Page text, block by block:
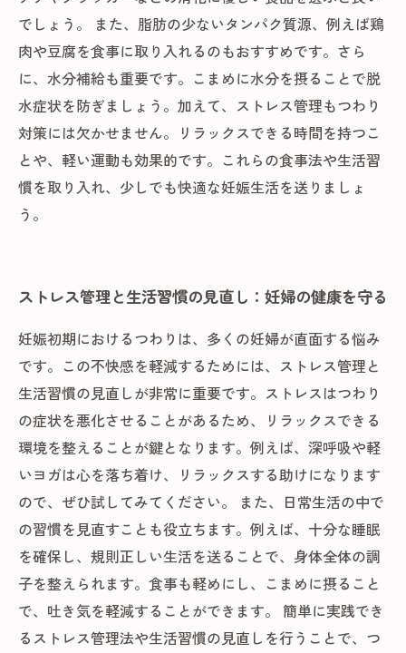
でしょう。 また、脂肪の少ないタンパク質源、例えば鶏
肉や豆腐を食事に取り入れるのもおすすめです。さら
に、水分補給も重要です。こまめに水分を摂ることで脱
水症状を防ぎましょう。加えて、ストレス管理もつわり
対策には欠かせません。リラックスできる時間を持つこ
とや、軽い運動も効果的です。これらの食事法や生活習
慣を取り入れ、少しでも快適な妊娠生活を送りましょ
う。
ストレス管理と生活習慣の見直し：妊婦の健康を守る
妊娠初期におけるつわりは、多くの妊婦が直面する悩み
です。この不快感を軽減するためには、ストレス管理と
生活習慣の見直しが非常に重要です。ストレスはつわり
の症状を悪化させることがあるため、リラックスできる
環境を整えることが鍵となります。例えば、深呼吸や軽
いヨガは心を落ち着け、リラックスする助けになります
ので、ぜひ試してみてください。 また、日常生活の中で
の習慣を見直すことも役立ちます。例えば、十分な睡眠
を確保し、規則正しい生活を送ることで、身体全体の調
子を整えられます。食事も軽めにし、こまめに摂ること
で、吐き気を軽減することができます。 簡単に実践でき
るストレス管理法や生活習慣の見直しを行うことで、つ